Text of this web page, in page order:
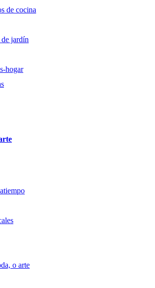
de cocina
jardín
hogar
o arte